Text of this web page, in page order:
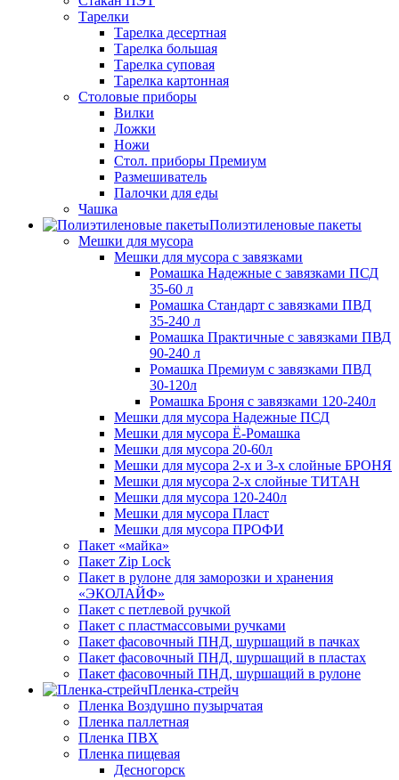
Тарелки
Тарелка десертная
Тарелка большая
Тарелка суповая
Тарелка картонная
Столовые приборы
Вилки
Ложки
Ножи
Стол. приборы Премиум
Размешиватель
Палочки для еды
Чашка
Полиэтиленовые пакеты
Мешки для мусора
Мешки для мусора с завязками
Ромашка Надежные с завязками ПСД
35-60 л
Ромашка Стандарт с завязками ПВД
35-240 л
Ромашка Практичные с завязками ПВД
90-240 л
Ромашка Премиум с завязками ПВД
30-120л
Ромашка Броня с завязками 120-240л
Мешки для мусора Надежные ПСД
Мешки для мусора Ё-Ромашка
Мешки для мусора 20-60л
Мешки для мусора 2-х и 3-х слойные БРОНЯ
Мешки для мусора 2-х слойные ТИТАН
Мешки для мусора 120-240л
Мешки для мусора Пласт
Мешки для мусора ПРОФИ
Пакет «майка»
Пакет Zip Lock
Пакет в рулоне для заморозки и хранения
«ЭКОЛАЙФ»
Пакет с петлевой ручкой
Пакет с пластмассовыми ручками
Пакет фасовочный ПНД, шуршащий в пачках
Пакет фасовочный ПНД, шуршащий в пластах
Пакет фасовочный ПНД, шуршащий в рулоне
Пленка-стрейч
Пленка Воздушно пузырчатая
Пленка паллетная
Пленка ПВХ
Пленка пищевая
Десногорск